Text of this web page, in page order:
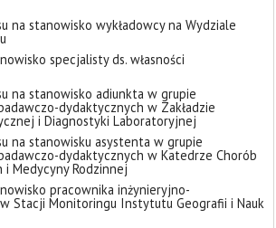
na stanowisko wykładowcy na Wydziale
specjalisty ds. własności
na stanowisko adiunkta w grupie
dydaktycznych w Zakładzie
i Diagnostyki Laboratoryjnej
na stanowisku asystenta w grupie
dydaktycznych w Katedrze Chorób
Medycyny Rodzinnej
pracownika inżynieryjno-
Stacji Monitoringu Instytutu Geografii i Nauk